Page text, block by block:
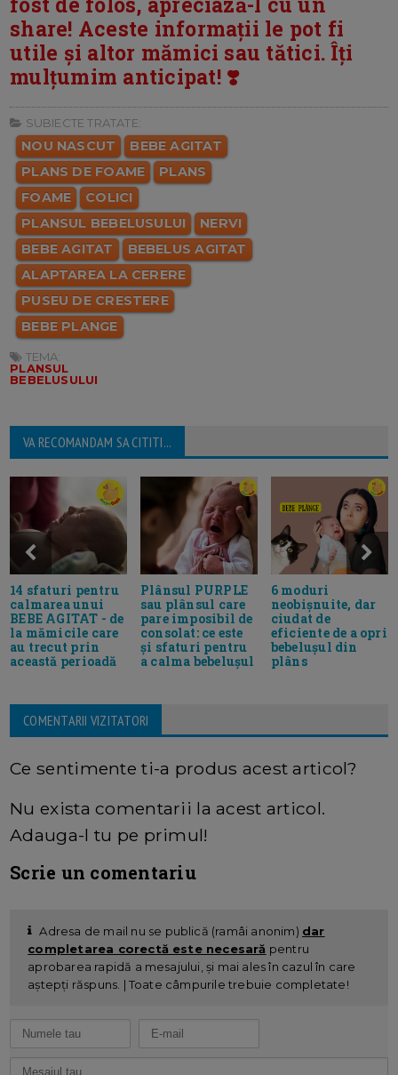
share! Aceste informații le pot fi
utile și altor mămici sau tătici. Îți
mulțumim anticipat! ❣️
SUBIECTE TRATATE:
NOU NASCUT
BEBE AGITAT
PLANS DE FOAME
PLANS
FOAME
COLICI
PLANSUL BEBELUSULUI
NERVI
BEBE AGITAT
BEBELUS AGITAT
ALAPTAREA LA CERERE
PUSEU DE CRESTERE
BEBE PLANGE
TEMA:
PLANSUL
BEBELUSULUI
VA RECOMANDAM SA CITITI...
14 sfaturi pentru
calmarea unui
BEBE AGITAT - de
la mămicile care
au trecut prin
această perioadă
Plânsul PURPLE
sau plânsul care
pare imposibil de
consolat: ce este
și sfaturi pentru
a calma bebelușul
6 moduri
neobișnuite, dar
ciudat de
eficiente de a opri
bebelușul din
plâns
COMENTARII VIZITATORI
Ce sentimente ti-a produs acest articol?
Nu exista comentarii la acest articol.
Adauga-l tu pe primul!
Scrie un comentariu
Adresa de mail nu se publică (ramâi anonim) dar
completarea corectă este necesară pentru
aprobarea rapidă a mesajului, și mai ales în cazul în care
aștepți răspuns. | Toate câmpurile trebuie completate!